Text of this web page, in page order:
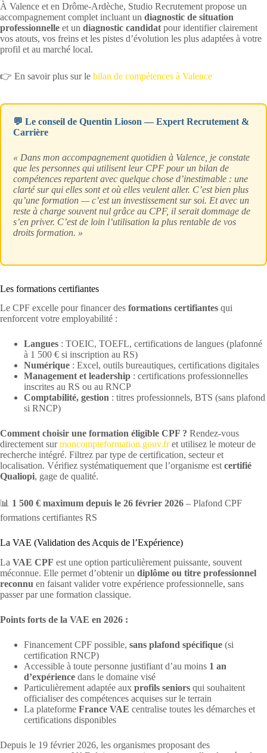
À Valence et en Drôme-Ardèche, Studio Recrutement propose un
accompagnement complet incluant un diagnostic de situation
professionnelle et un diagnostic candidat pour identifier clairement
vos atouts, vos freins et les pistes d’évolution les plus adaptées à votre
profil et au marché local.
👉 En savoir plus sur le bilan de compétences à Valence
💬 Le conseil de Quentin Lioson — Expert Recrutement &
Carrière
« Dans mon accompagnement quotidien à Valence, je constate
que les personnes qui utilisent leur CPF pour un bilan de
compétences repartent avec quelque chose d’inestimable : une
clarté sur qui elles sont et où elles veulent aller. C’est bien plus
qu’une formation — c’est un investissement sur soi. Et avec un
reste à charge souvent nul grâce au CPF, il serait dommage de
s’en priver. C’est de loin l’utilisation la plus rentable de vos
droits formation. »
Les formations certifiantes
Le CPF excelle pour financer des formations certifiantes qui
renforcent votre employabilité :
Langues : TOEIC, TOEFL, certifications de langues (plafonné
à 1 500 € si inscription au RS)
Numérique : Excel, outils bureautiques, certifications digitales
Management et leadership : certifications professionnelles
inscrites au RS ou au RNCP
Comptabilité, gestion : titres professionnels, BTS (sans plafond
si RNCP)
Comment choisir une formation éligible CPF ? Rendez-vous
directement surmoncompteformation.gouv.fret utilisez le moteur de
recherche intégré. Filtrez par type de certification, secteur et
localisation. Vérifiez systématiquement que l’organisme est certifié
Qualiopi, gage de qualité.
📊 1 500 € maximum depuis le 26 février 2026 – Plafond CPF
formations certifiantes RS
La VAE (Validation des Acquis de l’Expérience)
La VAE CPF est une option particulièrement puissante, souvent
méconnue. Elle permet d’obtenir un diplôme ou titre professionnel
reconnu en faisant valider votre expérience professionnelle, sans
passer par une formation classique.
Points forts de la VAE en 2026 :
Financement CPF possible, sans plafond spécifique (si
certification RNCP)
Accessible à toute personne justifiant d’au moins 1 an
d’expérience dans le domaine visé
Particulièrement adaptée aux profils seniors qui souhaitent
officialiser des compétences acquises sur le terrain
La plateforme France VAE centralise toutes les démarches et
certifications disponibles
Depuis le 19 février 2026, les organismes proposant des